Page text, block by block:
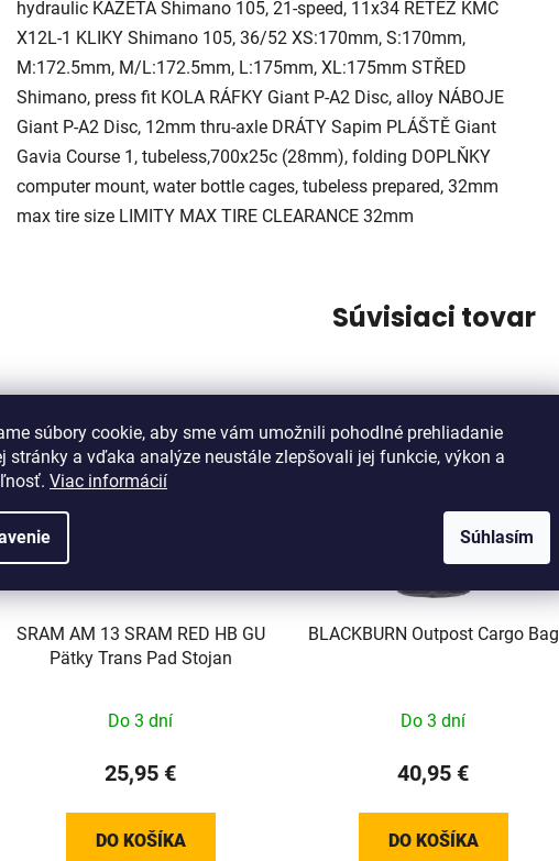
súbory cookie, aby sme vám umožnili pohodlné prehliadanie
stránky a vďaka analýze neustále zlepšovali jej funkcie, výkon a
Viac informácií
Súhlasím
hydraulic KAZETA Shimano 105, 21-speed, 11x34 ŘETĚZ KMC
X12L-1 KLIKY Shimano 105, 36/52 XS:170mm, S:170mm,
M:172.5mm, M/L:172.5mm, L:175mm, XL:175mm STŘED
Shimano, press fit KOLA RÁFKY Giant P-A2 Disc, alloy NÁBOJE
Giant P-A2 Disc, 12mm thru-axle DRÁTY Sapim PLÁŠTĚ Giant
Gavia Course 1, tubeless,700x25c (28mm), folding DOPLŇKY
computer mount, water bottle cages, tubeless prepared, 32mm
max tire size LIMITY MAX TIRE CLEARANCE 32mm
Súvisiaci tovar
SRAM AM 13 SRAM RED HB GU
Pätky Trans Pad Stojan
Do 3 dní
25,95 €
DO KOŠÍKA
BLACKBURN Outpost Cargo Bag
Do 3 dní
40,95 €
DO KOŠÍKA